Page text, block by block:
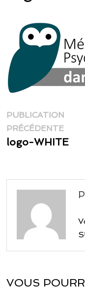
Navigation
de
l’article
PUBLICATION
PRÉCÉDENTE
logo-WHITE
VOUS